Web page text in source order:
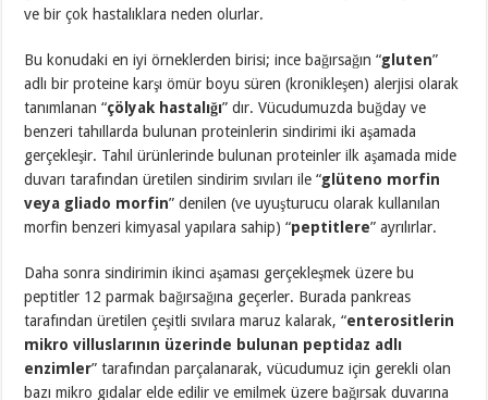
ve bir çok hastalıklara neden olurlar.
Bu konudaki en iyi örneklerden birisi; ince bağırsağın “gluten”
adlı bir proteine karşı ömür boyu süren (kronikleşen) alerjisi olarak
tanımlanan “çölyak hastalığı” dır. Vücudumuzda buğday ve
benzeri tahıllarda bulunan proteinlerin sindirimi iki aşamada
gerçekleşir. Tahıl ürünlerinde bulunan proteinler ilk aşamada mide
duvarı tarafından üretilen sindirim sıvıları ile “glüteno morfin
veya gliado morfin” denilen (ve uyuşturucu olarak kullanılan
morfin benzeri kimyasal yapılara sahip) “peptitlere” ayrılırlar.
Daha sonra sindirimin ikinci aşaması gerçekleşmek üzere bu
peptitler 12 parmak bağırsağına geçerler. Burada pankreas
tarafından üretilen çeşitli sıvılara maruz kalarak, “enterositlerin
mikro villuslarının üzerinde bulunan peptidaz adlı
enzimler” tarafından parçalanarak, vücudumuz için gerekli olan
bazı mikro gıdalar elde edilir ve emilmek üzere bağırsak duvarına